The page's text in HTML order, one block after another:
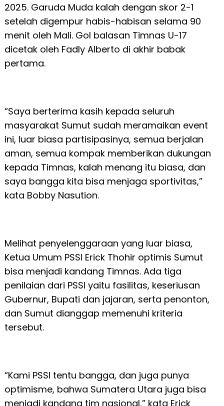
2025. Garuda Muda kalah dengan skor 2-1
setelah digempur habis-habisan selama 90
menit oleh Mali. Gol balasan Timnas U-17
dicetak oleh Fadly Alberto di akhir babak
pertama.
“Saya berterima kasih kepada seluruh
masyarakat Sumut sudah meramaikan event
ini, luar biasa partisipasinya, semua berjalan
aman, semua kompak memberikan dukungan
kepada Timnas, kalah menang itu biasa, dan
saya bangga kita bisa menjaga sportivitas,”
kata Bobby Nasution.
Melihat penyelenggaraan yang luar biasa,
Ketua Umum PSSI Erick Thohir optimis Sumut
bisa menjadi kandang Timnas. Ada tiga
penilaian dari PSSI yaitu fasilitas, keseriusan
Gubernur, Bupati dan jajaran, serta penonton,
dan Sumut dianggap memenuhi kriteria
tersebut.
“Kami PSSI tentu bangga, dan juga punya
optimisme, bahwa Sumatera Utara juga bisa
menjadi kandang tim nasional,” kata Erick